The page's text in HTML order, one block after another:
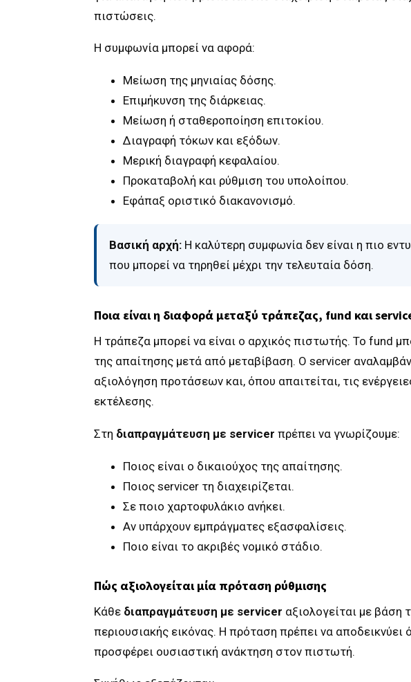
πιστώσεις.
Η συμφωνία μπορεί να αφορά:
Μείωση της μηνιαίας δόσης.
Επιμήκυνση της διάρκειας.
Μείωση ή σταθεροποίηση επιτοκίου.
Διαγραφή τόκων και εξόδων.
Μερική διαγραφή κεφαλαίου.
Προκαταβολή και ρύθμιση του υπολοίπου.
Εφάπαξ οριστικό διακανονισμό.
Βασική αρχή:Η καλύτερη συμφωνία δεν είναι η πιο
που μπορεί να τηρηθεί μέχρι την τελευταία δόση.
Ποια είναι η διαφορά μεταξύ τράπεζας, fund και
Η τράπεζα μπορεί να είναι ο αρχικός πιστωτής. Το fund
της απαίτησης μετά από μεταβίβαση. Ο servicer
αξιολόγηση προτάσεων και, όπου απαιτείται, τις
εκτέλεσης.
Στη διαπραγμάτευση με servicer πρέπει να γνωρίζουμε:
Ποιος είναι ο δικαιούχος της απαίτησης.
Ποιος servicer τη διαχειρίζεται.
Σε ποιο χαρτοφυλάκιο ανήκει.
Αν υπάρχουν εμπράγματες εξασφαλίσεις.
Ποιο είναι το ακριβές νομικό στάδιο.
Πώς αξιολογείται μία πρόταση ρύθμισης
Κάθε διαπραγμάτευση με servicer αξιολογείται με βάση
περιουσιακής εικόνας. Η πρόταση πρέπει να αποδεικνύει
προσφέρει ουσιαστική ανάκτηση στον πιστωτή.